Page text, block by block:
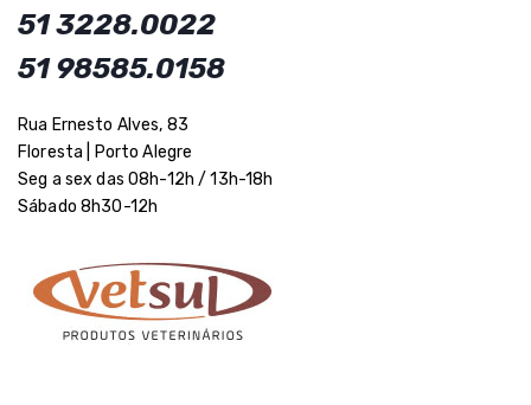
51 3228.0022
51 98585.0158
Rua Ernesto Alves, 83
Floresta | Porto Alegre
Seg a sex das 08h-12h / 13h-18h
Sábado 8h30-12h